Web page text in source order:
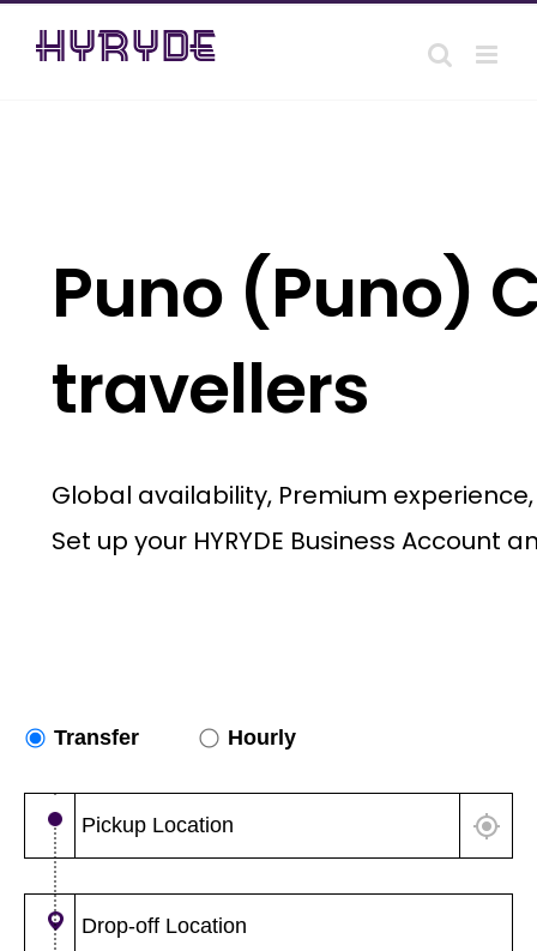
Skip
Puno (Puno)
travellers
Global availability, Premium
Set up your HYRYDE Business Account